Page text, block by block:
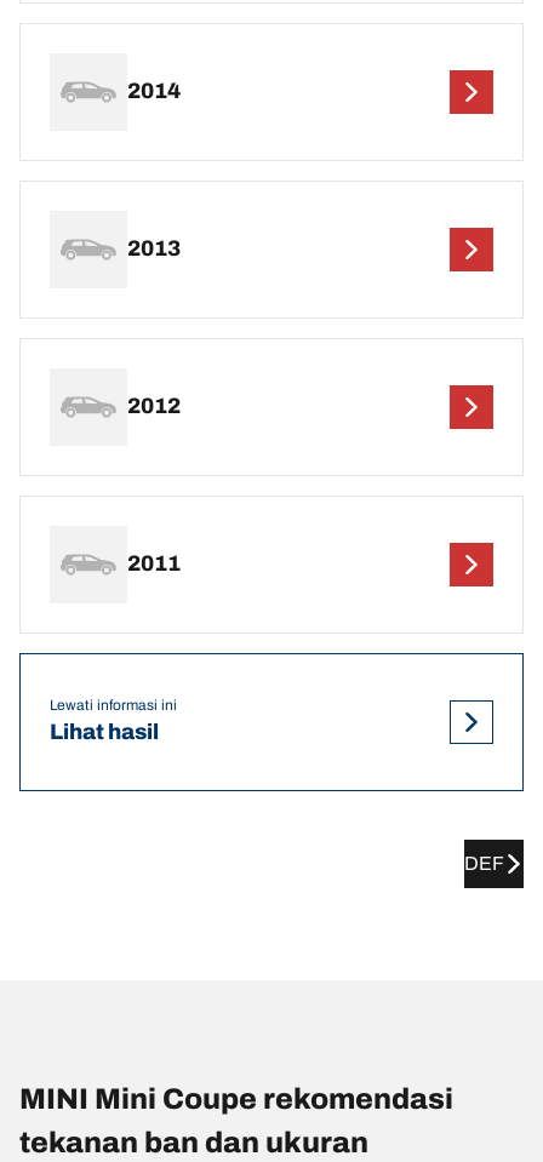
2014
2013
2012
2011
Lewati informasi ini
Lihat hasil
DEF
MINI Mini Coupe rekomendasi
tekanan ban dan ukuran